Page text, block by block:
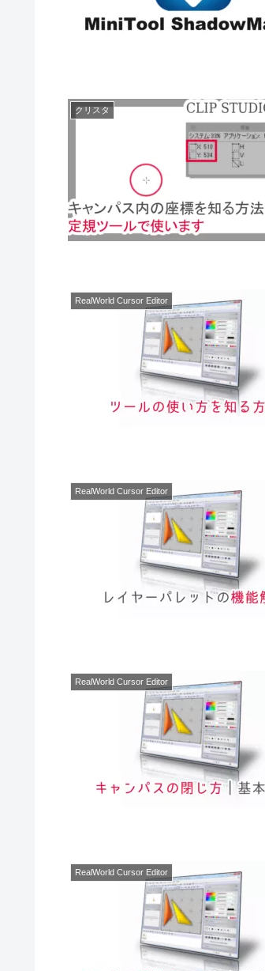
クリスタ
RealWorld Cursor Editor
RealWorld Cursor Editor
RealWorld Cursor Editor
RealWorld Cursor Editor